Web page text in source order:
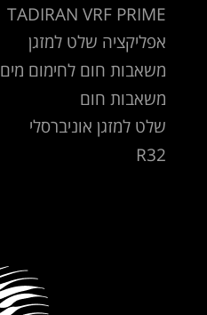
TADIRAN VRF PRIME
אפליקציה שלט למזגן
משאבות חום לחימום מים
משאבות חום
שלט למזגן אוניברסלי
R32